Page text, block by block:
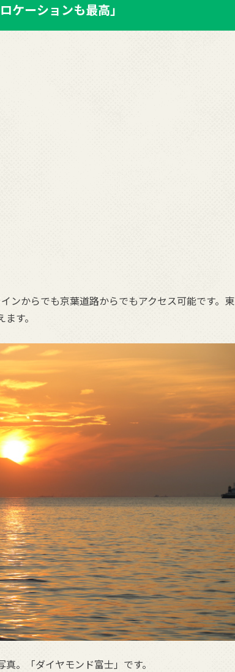
ケーションも最高」
ンからでも京葉道路からでもアクセス可能です。東
す。
。「ダイヤモンド富士」です。